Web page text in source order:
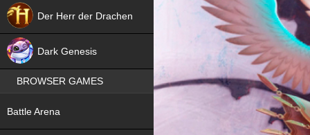
Der Herr der Drachen
Dark Genesis
BROWSER GAMES
Battle Arena